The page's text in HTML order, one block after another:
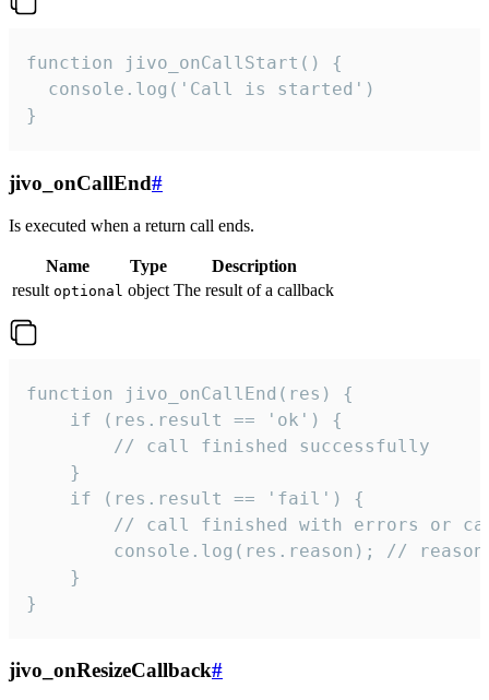
function jivo_onCallStart() {
  console.log('Call is started')
}
jivo_onCallEnd#
Is executed when a return call ends.
Name Type
Description
result optional object The result of a callback
function jivo_onCallEnd(res) {
    if (res.result == 'ok') {
        // call finished successfully
    }
    if (res.result == 'fail') {
// call finished with errors or
console.log(res.reason); //
    }
}
jivo_onResizeCallback#